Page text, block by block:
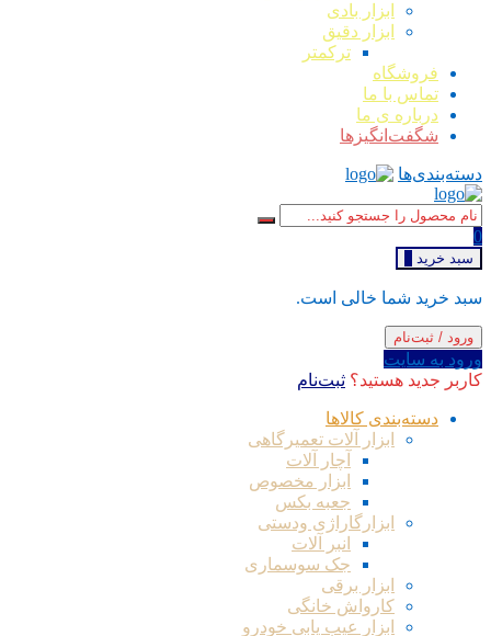
ابزار بادی
ابزار دقیق
ترکمتر
فروشگاه
تماس با ما
درباره ی ما
شگفت‌انگیزها
دسته‌بندی‌ها
0
سبد خرید
سبد خرید شما خالی است.
ورود / ثبت‌نام
ورود به سایت
کاربر جدید هستید؟ ثبت‌نام
دسته‌بندی کالاها
ابزار آلات تعمیرگاهی
آچار آلات
ابزار مخصوص
جعبه بکس
ابزارگاراژی ودستی
انبر آلات
جک سوسماری
ابزار برقی
کارواش خانگی
ابزار عیب یابی خودرو